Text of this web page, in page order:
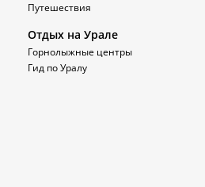
Путешествия
Отдых на Урале
Горнолыжные центры
Гид по Уралу